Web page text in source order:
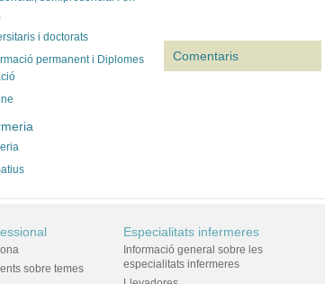
i doctorats
permanent i Diplomes
Comentaris
sobre temes
Especialitats infermeres
Informació general sobre les
especialitats infermeres